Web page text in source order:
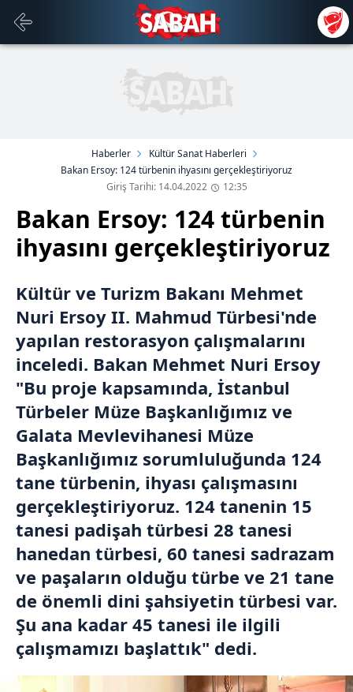
Haberler
Kültür Sanat Haberleri
Bakan Ersoy: 124 türbenin ihyasını gerçekleştiriyoruz
Giriş Tarihi: 14.04.2022
12:35
Bakan Ersoy: 124 türbenin
ihyasını gerçekleştiriyoruz
Kültür ve Turizm Bakanı Mehmet
Nuri Ersoy II. Mahmud Türbesi'nde
yapılan restorasyon çalışmalarını
inceledi. Bakan Mehmet Nuri Ersoy
"Bu proje kapsamında, İstanbul
Türbeler Müze Başkanlığımız ve
Galata Mevlevihanesi Müze
Başkanlığımız sorumluluğunda 124
tane türbenin, ihyası çalışmasını
gerçekleştiriyoruz. 124 tanenin 15
tanesi padişah türbesi 28 tanesi
hanedan türbesi, 60 tanesi sadrazam
ve paşaların olduğu türbe ve 21 tane
de önemli dini şahsiyetin türbesi var.
Şu ana kadar 45 tanesi ile ilgili
çalışmamızı başlattık" dedi.